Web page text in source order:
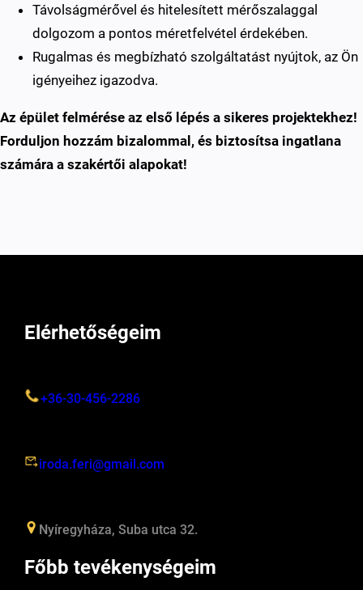
Távolságmérővel és hitelesített mérőszalaggal
dolgozom a pontos méretfelvétel érdekében.
Rugalmas és megbízható szolgáltatást nyújtok, az Ön
igényeihez igazodva.
Az épület felmérése az első lépés a sikeres projektekhez!
Forduljon hozzám bizalommal, és biztosítsa ingatlana
számára a szakértői alapokat!
Elérhetőségeim
+36-30-456-2286
iroda.feri@gmail.com
Nyíregyháza, Suba utca 32.
Főbb tevékenységeim